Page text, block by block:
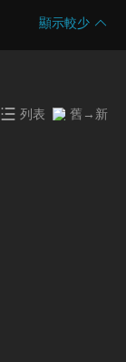
顯示較少
列表 舊→新